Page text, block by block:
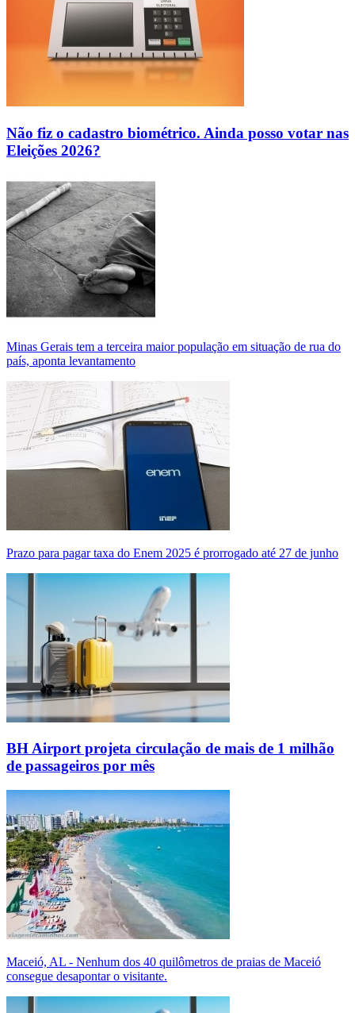
Não fiz o cadastro biométrico. Ainda posso votar nas
Eleições 2026?
Minas Gerais tem a terceira maior população em situação de rua do
país, aponta levantamento
Prazo para pagar taxa do Enem 2025 é prorrogado até 27 de junho
BH Airport projeta circulação de mais de 1 milhão
de passageiros por mês
Maceió, AL - Nenhum dos 40 quilômetros de praias de Maceió
consegue desapontar o visitante.